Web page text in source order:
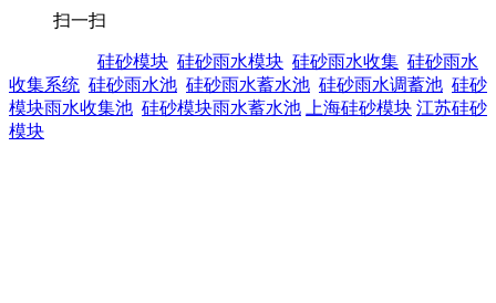
扫一扫
硅砂模块 硅砂雨水模块 硅砂雨水收集 硅砂雨水
收集系统 硅砂雨水池 硅砂雨水蓄水池 硅砂雨水调蓄池 硅砂
模块雨水收集池 硅砂模块雨水蓄水池 上海硅砂模块 江苏硅砂
模块